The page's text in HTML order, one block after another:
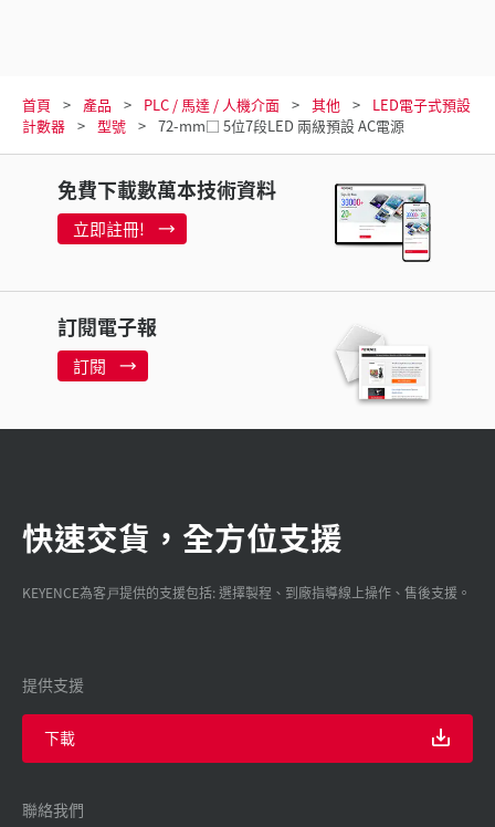
首頁 產品 PLC / 馬達 / 人機介面 其他
LED電子式預設
計數器
型號 72-mm□ 5位7段LED 兩級預設 AC電源
免費下載數萬本技術資料
立即註冊!
訂閱電子報
訂閱
快速交貨，全方位支援
KEYENCE為客戸提供的支援包括: 選擇製程、到廠指導線上操作、售後支援。
提供支援
下載
聯絡我們